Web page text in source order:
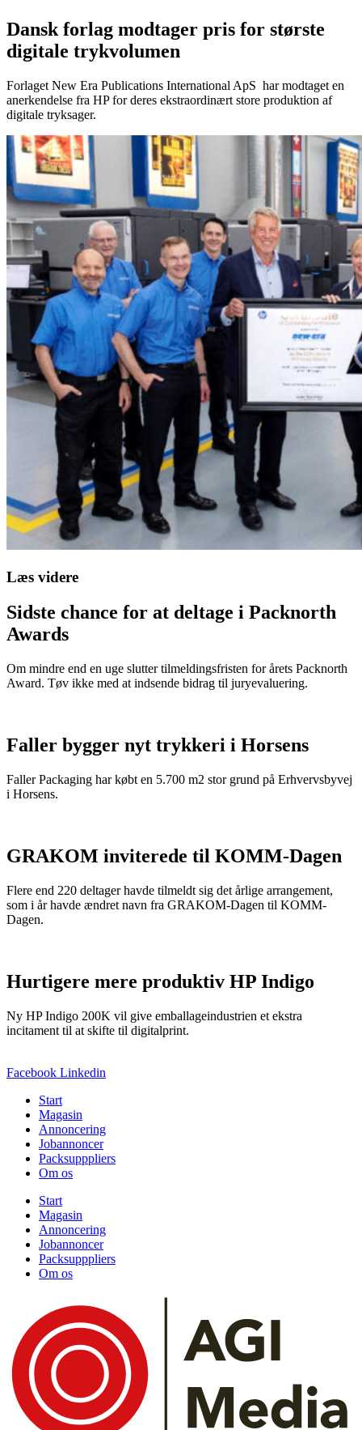
Dansk forlag modtager pris for største
digitale trykvolumen
Forlaget New Era Publications International ApS har modtaget en
anerkendelse fra HP for deres ekstraordinært store produktion af
digitale tryksager.
Læs videre
Sidste chance for at deltage i Packnorth
Awards
Om mindre end en uge slutter tilmeldingsfristen for årets Packnorth
Award. Tøv ikke med at indsende bidrag til juryevaluering.
Faller bygger nyt trykkeri i Horsens
Faller Packaging har købt en 5.700 m2 stor grund på Erhvervsbyvej
i Horsens.
GRAKOM inviterede til KOMM-Dagen
Flere end 220 deltager havde tilmeldt sig det årlige arrangement,
som i år havde ændret navn fra GRAKOM-Dagen til KOMM-
Dagen.
Hurtigere mere produktiv HP Indigo
Ny HP Indigo 200K vil give emballageindustrien et ekstra
incitament til at skifte til digitalprint.
Facebook Linkedin
Start
Magasin
Annoncering
Jobannoncer
Packsupppliers
Om os
Start
Magasin
Annoncering
Jobannoncer
Packsupppliers
Om os